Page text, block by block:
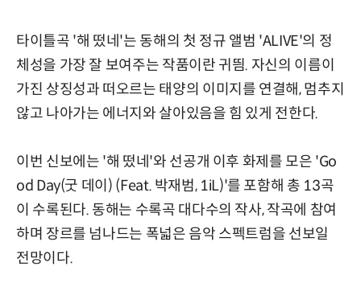
타이틀곡 '해 떴네'는 동해의 첫 정규 앨범 'ALIVE'의 정
체성을 가장 잘 보여주는 작품이란 귀띔. 자신의 이름이
가진 상징성과 떠오르는 태양의 이미지를 연결해, 멈추지
않고 나아가는 에너지와 살아있음을 힘 있게 전한다.
이번 신보에는 '해 떴네'와 선공개 이후 화제를 모은 'Go
od Day(굿 데이) (Feat. 박재범, 1iL)'를 포함해 총 13곡
이 수록된다. 동해는 수록곡 대다수의 작사, 작곡에 참여
하며 장르를 넘나드는 폭넓은 음악 스펙트럼을 선보일
전망이다.